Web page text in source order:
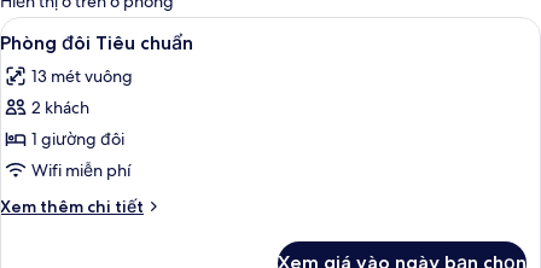
thể
dùng
để
lọc
tìm
phòng
Xem
tất
cả
ảnh
Phòng
đôi
Tiêu
chuẩn
Phòng đôi Tiêu chuẩn | Bàn, phòng
13
Phòng đôi Tiêu chuẩn
13 mét vuông
2 khách
1 giường đôi
Wifi miễn phí
Xem thêm chi tiết
Chi
Xem giá vào ngày bạn chọn